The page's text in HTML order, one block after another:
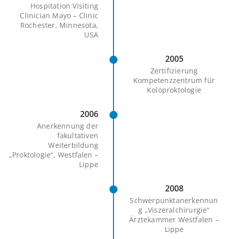
Hospitation Visiting
Clinician Mayo – Clinic
Rochester, Minnesota,
USA
2005
Zertifizierung
Kompetenzzentrum für
Koloproktologie
2006
Anerkennung der
fakultativen
Weiterbildung
„Proktologie“, Westfalen –
Lippe
2008
Schwerpunktanerkennun
g „Viszeralchirurgie“
Ärztekammer Westfalen –
Lippe